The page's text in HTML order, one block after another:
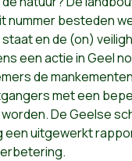
nummer besteden
en de (on)
een actie in Geel
de
met een
De Geelse
een uitgewerkt